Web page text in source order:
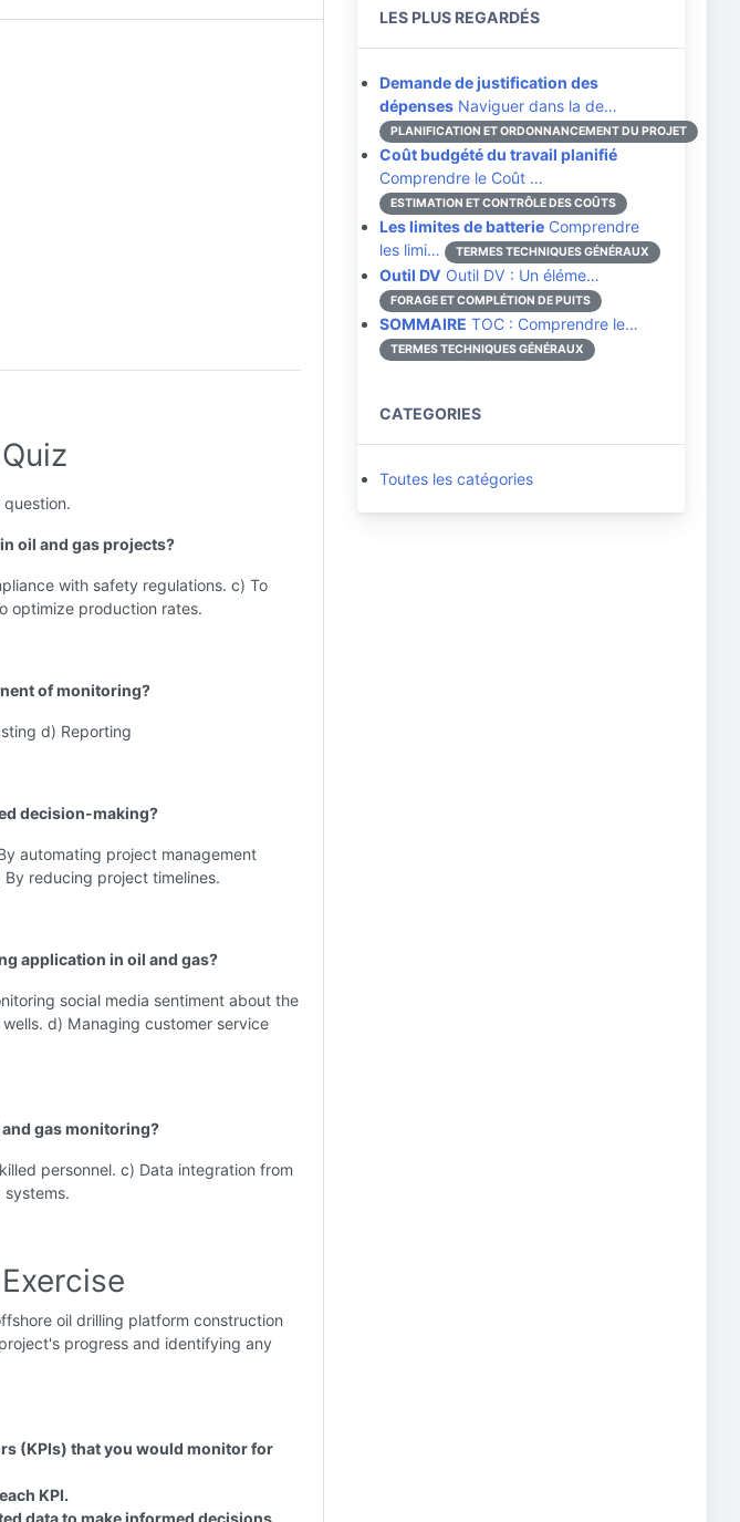
oil and gas projects?
with safety regulations. c) To
optimize production rates.
of monitoring?
d) Reporting
decision-making?
automating project management
reducing project timelines.
application in oil and gas?
social media sentiment about the
d) Managing customer service
gas monitoring?
personnel. c) Data integration from
oil drilling platform construction
progress and identifying any
(KPIs) that you would monitor for
KPI.
data to make informed decisions
LES PLUS REGARDÉS
Demande de justification des
dépenses Naviguer dans la de…
PLANIFICATION ET ORDONNANCEMENT DU PROJET
Coût budgété du travail planifié
Comprendre le Coût …
ESTIMATION ET CONTRÔLE DES COÛTS
Les limites de batterie Comprendre
les limi…
TERMES TECHNIQUES GÉNÉRAUX
Outil DV Outil DV : Un éléme…
FORAGE ET COMPLÉTION DE PUITS
SOMMAIRE TOC : Comprendre le…
TERMES TECHNIQUES GÉNÉRAUX
CATEGORIES
Toutes les catégories